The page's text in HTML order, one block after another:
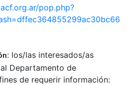
pop.php?
: los/las interesados/as
Departamento de
de requerir información: